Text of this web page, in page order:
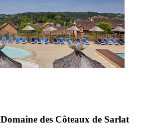
des Côteaux de Sarlat